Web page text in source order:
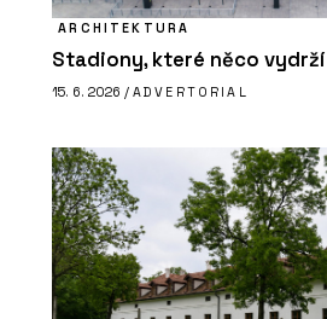
ARCHITEKTURA
Stadiony, které něco vydrží
15. 6. 2026 / ADVERTORIAL